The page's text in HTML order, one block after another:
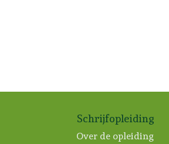
Schrijfopleiding
Over de opleiding